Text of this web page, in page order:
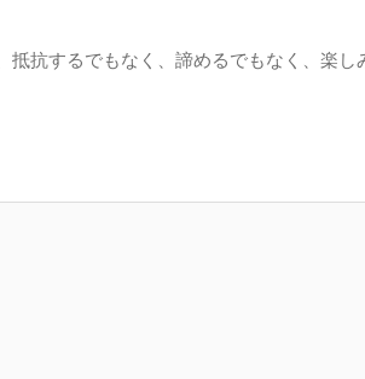
抗するでもなく、諦めるでもなく、楽し